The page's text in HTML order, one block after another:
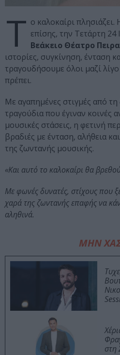
Τ ο καλοκαίρι πλησιάζει.
επίσης, την Τετάρτη 24
Βεάκειο Θέατρο
ιστορίες, συγκίνηση, ένταση
τραγουδήσουμε όλοι μαζί
πρέπει.
Με αγαπημένες στιγμές από
τραγούδια που έγιναν κοινές
μουσικές στάσεις, η φετινή
βραδιές με ένταση, αλήθεια
της ζωντανής μουσικής.
«Και αυτό το καλοκαίρι θα
Με φωνές δυνατές, στίχους που
χαρά της ζωντανής επαφής να
αληθινά.
ΜΗΝ
στη